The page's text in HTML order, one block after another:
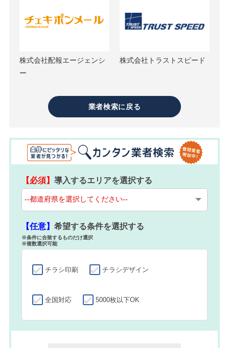
株式会社配報エージェンシ
ー
株式会社トラストスピード
業者検索に戻る
【必須】導入するエリアを選択する
【任意】希望する条件を選択する
※条件に合致するものだけ選択
※複数選択可能
チラシ印刷 チラシデザイン
全国対応 5000枚以下OK